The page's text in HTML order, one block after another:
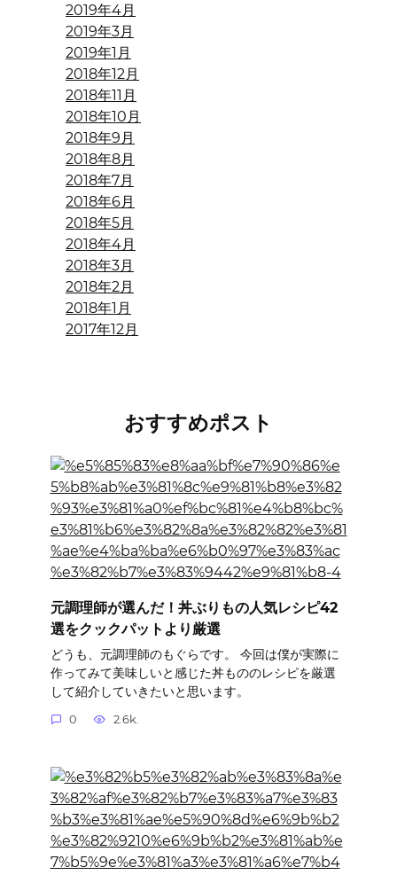
2019年4月
2019年3月
2019年1月
2018年12月
2018年11月
2018年10月
2018年9月
2018年8月
2018年7月
2018年6月
2018年5月
2018年4月
2018年3月
2018年2月
2018年1月
2017年12月
おすすめポスト
元調理師が選んだ！丼ぶりもの人気レシピ42
選をクックパットより厳選
どうも、元調理師のもぐらです。 今回は僕が実際に
作ってみて美味しいと感じた丼もののレシピを厳選
して紹介していきたいと思います。
0 2.6k.